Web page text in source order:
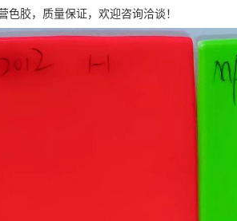
胶，质量保证，欢迎咨询洽谈！